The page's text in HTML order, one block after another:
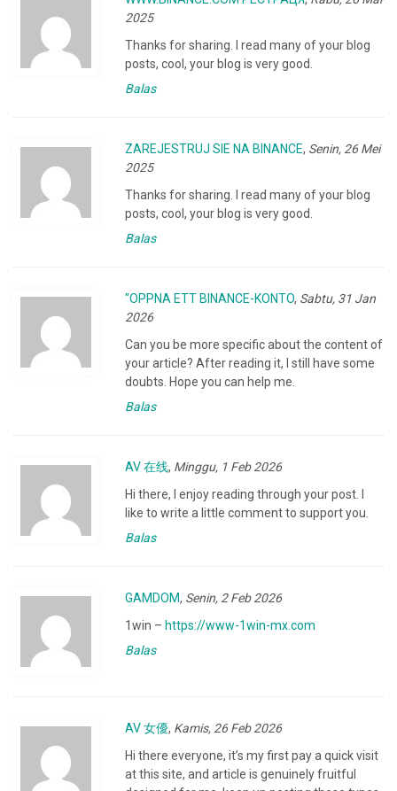
2025
Thanks for sharing. I read many of your blog
posts, cool, your blog is very good.
Balas
ZAREJESTRUJ SIE NA BINANCE, Senin, 26 Mei
2025
Thanks for sharing. I read many of your blog
posts, cool, your blog is very good.
Balas
"OPPNA ETT BINANCE-KONTO, Sabtu, 31 Jan
2026
Can you be more specific about the content of
your article? After reading it, I still have some
doubts. Hope you can help me.
Balas
AV 在线, Minggu, 1 Feb 2026
Hi there, I enjoy reading through your post. I
like to write a little comment to support you.
Balas
GAMDOM, Senin, 2 Feb 2026
1win – https://www-1win-mx.com
Balas
AV 女優, Kamis, 26 Feb 2026
Hi there everyone, it’s my first pay a quick visit
at this site, and article is genuinely fruitful